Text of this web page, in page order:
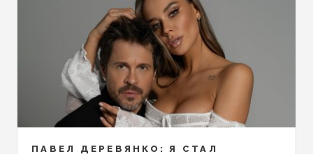
ПАВЕЛ ДЕРЕВЯНКО: Я СТАЛ